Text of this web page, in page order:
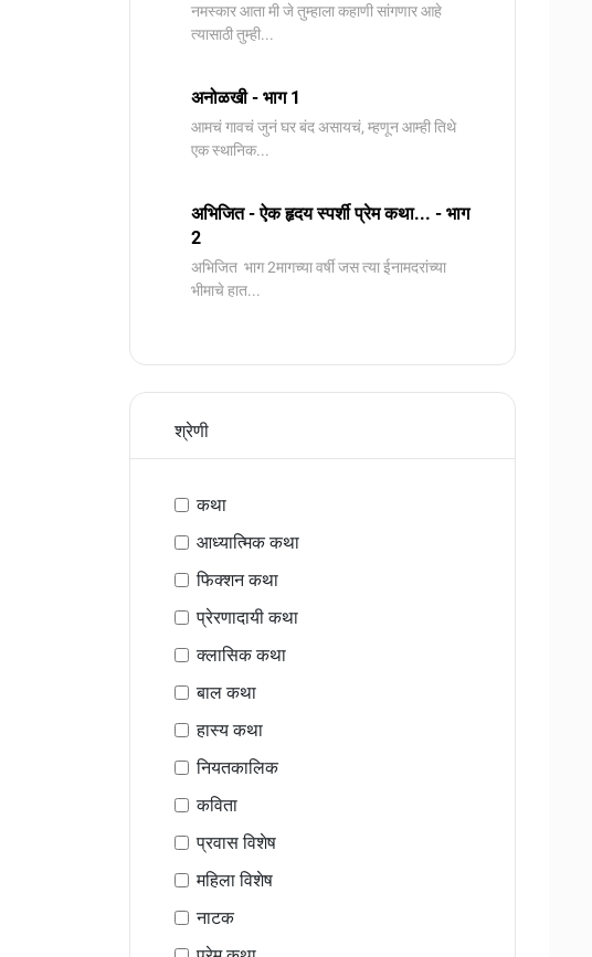
नमस्कार आता मी जे तुम्हाला कहाणी सांगणार आहे
त्यासाठी तुम्ही...
अनोळखी - भाग 1
आमचं गावचं जुनं घर बंद असायचं, म्हणून आम्ही तिथे
एक स्थानिक...
अभिजित - ऐक हृदय स्पर्शी प्रेम कथा... - भाग
2
️अभिजित ️ भाग 2मागच्या वर्षी जस त्या ईनामदरांच्या
भीमाचे हात...
श्रेणी
कथा
आध्यात्मिक कथा
फिक्शन कथा
प्रेरणादायी कथा
क्लासिक कथा
बाल कथा
हास्य कथा
नियतकालिक
कविता
प्रवास विशेष
महिला विशेष
नाटक